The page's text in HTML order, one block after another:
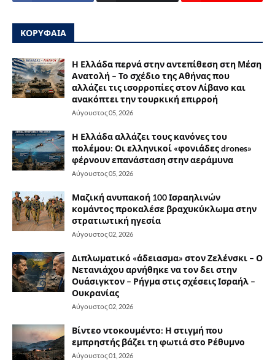
ΚΟΡΥΦΑΙΑ
Η Ελλάδα περνά στην αντεπίθεση στη Μέση
Ανατολή – Το σχέδιο της Αθήνας που
αλλάζει τις ισορροπίες στον Λίβανο και
ανακόπτει την τουρκική επιρροή
Αύγουστος 05, 2026
Η Ελλάδα αλλάζει τους κανόνες του
πολέμου: Οι ελληνικοί «φονιάδες drones»
φέρνουν επανάσταση στην αεράμυνα
Αύγουστος 05, 2026
Μαζική ανυπακοή 100 Ισραηλινών
κομάντος προκαλέσε βραχυκύκλωμα στην
στρατιωτική ηγεσία
Αύγουστος 02, 2026
Διπλωματικό «άδειασμα» στον Ζελένσκι – Ο
Νετανιάχου αρνήθηκε να τον δει στην
Ουάσιγκτον – Ρήγμα στις σχέσεις Ισραήλ –
Ουκρανίας
Αύγουστος 02, 2026
Βίντεο ντοκουμέντο: Η στιγμή που
εμπρηστής βάζει τη φωτιά στο Ρέθυμνο
Αύγουστος 01, 2026